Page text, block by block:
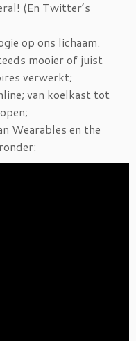
(En Twitter’s
op ons lichaam.
mooier of juist
verwerkt;
van koelkast tot
Wearables en the